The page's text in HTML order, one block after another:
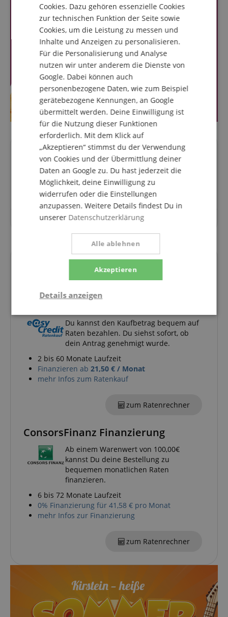
Fragen zum Artikel
Stelle eine Frage
Zu diesem Artikel wurden noch keine Fragen gestellt.
Finanzierung
Du kannst den Kaufbetrag bequem auf
Raten bezahlen. Du siehst sofort, ob
dein Antrag genehmigt wurde.
2 bis 60 Monate Laufzeit
Finanzieren ab 21,50 € / Monat
mehr Infos zum Ratenkauf
zum Ratenrechner
ConsorsFinanz Finanzierung
Ab einem Warenwert von 100,00€
kannst Du deine Bestellung zu
bequemen monatlichen Raten
finanzieren.
6 bis 72 Monate Laufzeit
0% Finanzierung für 41,58 € pro Monat
mehr Infos zur Finanzierung
zum Ratenrechner
FRENCH
SPANISH
Cookies. Dazu gehören essenzielle Cookies
zur technischen Funktion der Seite sowie
Cookies, um die Leistung zu messen und
Inhalte und Anzeigen zu personalisieren.
Für die Personalisierung und Analyse
nutzen wir unter anderem die Dienste von
Google. Dabei können auch
personenbezogene Daten, wie zum Beispiel
gerätebezogene Kennungen, an Google
übermittelt werden. Deine Einwilligung ist
für die Nutzung dieser Funktionen
erforderlich. Mit dem Klick auf
„Akzeptieren“ stimmst du der Verwendung
von Cookies und der Übermittlung deiner
Daten an Google zu. Du hast jederzeit die
Möglichkeit, deine Einwilligung zu
widerrufen oder die Einstellungen
anzupassen. Weitere Details findest Du in
unserer Datenschutzerklärung
Akzeptieren
Alle ablehnen
Details anzeigen
Notwendig Statistik Marketing
Funktional
Notwendig Statistik
Die durch diese Services gesammelten Daten
werden gebraucht, um die technische Performance
der Website zu gewährleisten, dir grundlegende
Einkaufs-Funktionen bereitzustellen, das Einkaufen
bei uns sicher zu machen und um Betrug zu
verhindern. Immer eingeschaltet.
Cookie
amazon-pay-connectedAuth